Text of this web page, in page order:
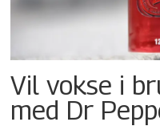
Vil vokse i
med Dr